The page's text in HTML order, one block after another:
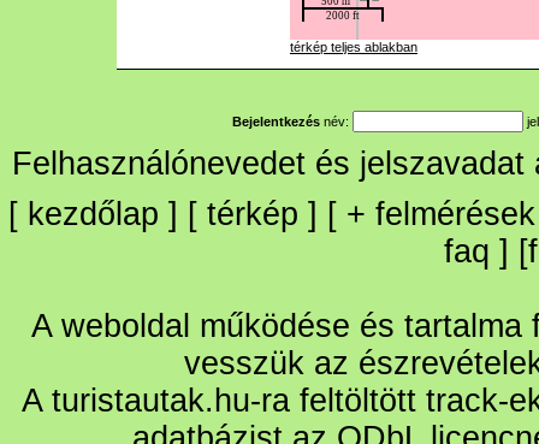
térkép teljes ablakban
Bejelentkezés név:
Felhasználónevedet és
[ kezdőlap ] [ térkép ] [ + felmérések
faq ] [
A weboldal működése és
vesszük az
A turistautak.hu-ra feltöltött track-